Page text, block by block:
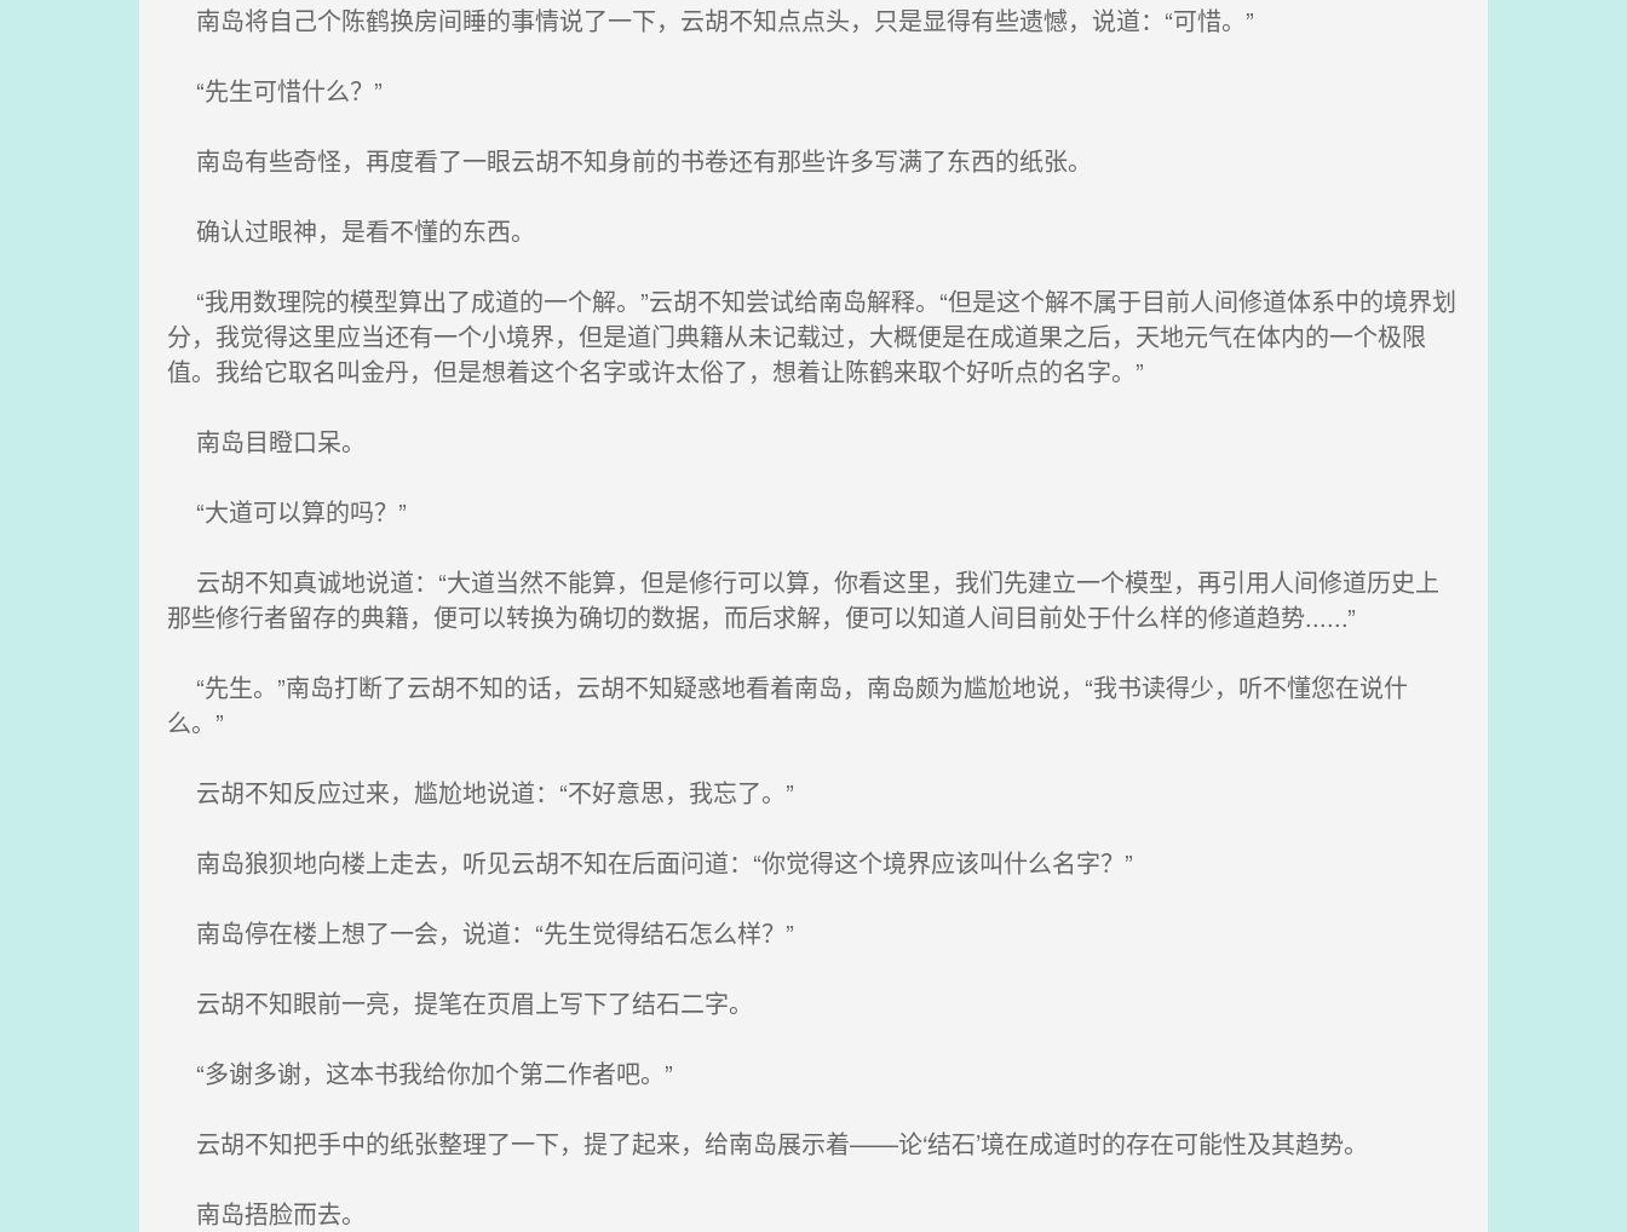
南岛将自己个陈鹤换房间睡的事情说了一下，云胡不知点点头，只是显得有些遗憾，说道：“可惜。”
“先生可惜什么？”
南岛有些奇怪，再度看了一眼云胡不知身前的书卷还有那些许多写满了东西的纸张。
确认过眼神，是看不懂的东西。
“我用数理院的模型算出了成道的一个解。”云胡不知尝试给南岛解释。“但是这个解不属于目前人间修道体系中的境界划
分，我觉得这里应当还有一个小境界，但是道门典籍从未记载过，大概便是在成道果之后，天地元气在体内的一个极限
值。我给它取名叫金丹，但是想着这个名字或许太俗了，想着让陈鹤来取个好听点的名字。”
南岛目瞪口呆。
“大道可以算的吗？”
云胡不知真诚地说道：“大道当然不能算，但是修行可以算，你看这里，我们先建立一个模型，再引用人间修道历史上
那些修行者留存的典籍，便可以转换为确切的数据，而后求解，便可以知道人间目前处于什么样的修道趋势......”
“先生。”南岛打断了云胡不知的话，云胡不知疑惑地看着南岛，南岛颇为尴尬地说，“我书读得少，听不懂您在说什
么。”
云胡不知反应过来，尴尬地说道：“不好意思，我忘了。”
南岛狼狈地向楼上走去，听见云胡不知在后面问道：“你觉得这个境界应该叫什么名字？”
南岛停在楼上想了一会，说道：“先生觉得结石怎么样？”
云胡不知眼前一亮，提笔在页眉上写下了结石二字。
“多谢多谢，这本书我给你加个第二作者吧。”
云胡不知把手中的纸张整理了一下，提了起来，给南岛展示着——论‘结石’境在成道时的存在可能性及其趋势。
南岛捂脸而去。